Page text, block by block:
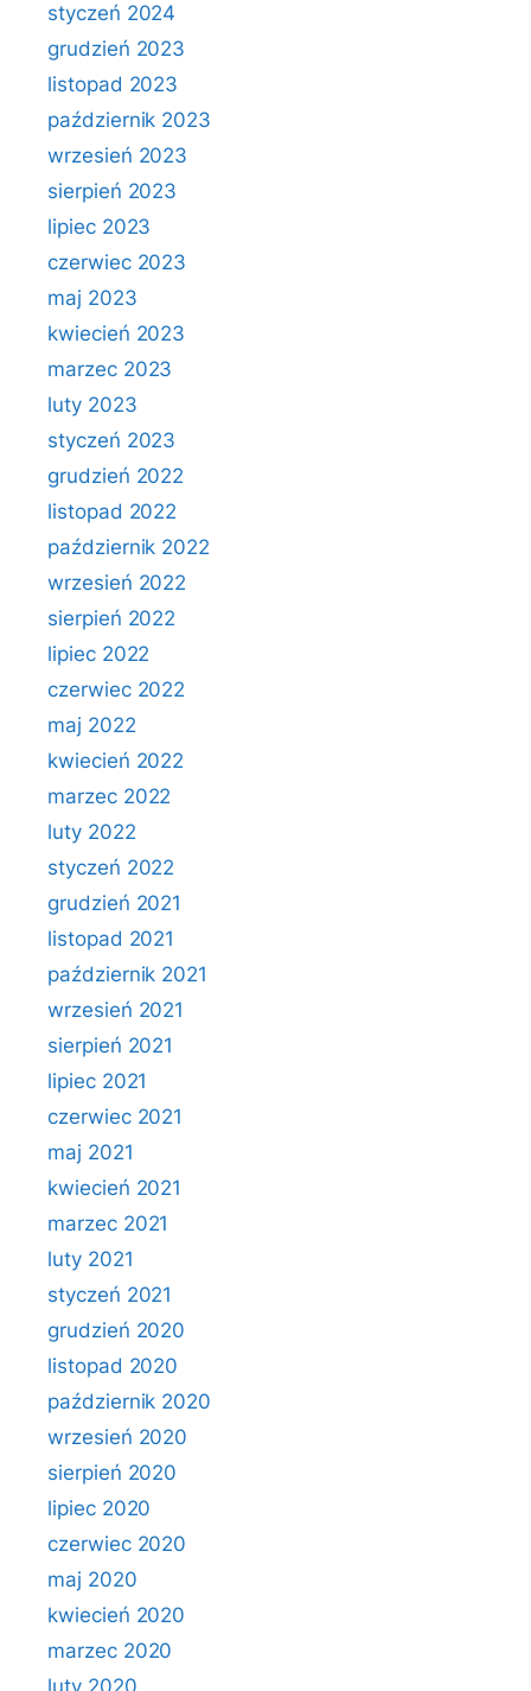
styczeń 2024
grudzień 2023
listopad 2023
październik 2023
wrzesień 2023
sierpień 2023
lipiec 2023
czerwiec 2023
maj 2023
kwiecień 2023
marzec 2023
luty 2023
styczeń 2023
grudzień 2022
listopad 2022
październik 2022
wrzesień 2022
sierpień 2022
lipiec 2022
czerwiec 2022
maj 2022
kwiecień 2022
marzec 2022
luty 2022
styczeń 2022
grudzień 2021
listopad 2021
październik 2021
wrzesień 2021
sierpień 2021
lipiec 2021
czerwiec 2021
maj 2021
kwiecień 2021
marzec 2021
luty 2021
styczeń 2021
grudzień 2020
listopad 2020
październik 2020
wrzesień 2020
sierpień 2020
lipiec 2020
czerwiec 2020
maj 2020
kwiecień 2020
marzec 2020
luty 2020